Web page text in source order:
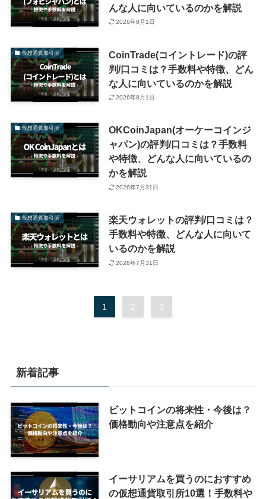
んな人に向いているのかを解説
2026年8月1日
仮想通貨取引所
CoinTrade(コイントレード)の評
判/口コミは？手数料や特徴、どん
な人に向いているのかを解説
2026年8月1日
仮想通貨取引所
OKCoinJapan(オーケーコインジ
ャパン)の評判/口コミは？手数料
や特徴、どんな人に向いているの
かを解説
2026年7月31日
仮想通貨取引所
楽天ウォレットの評判/口コミは？
手数料や特徴、どんな人に向いて
いるのかを解説
2026年7月31日
1 2 3
新着記事
ビットコインの将来性・今後は？
価格動向や注意点を紹介
イーサリアムを買うのにおすすめ
の仮想通貨取引所10選！手数料や